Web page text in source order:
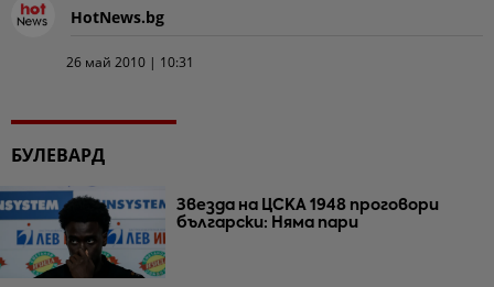
HotNews.bg
26 май 2010 | 10:31
БУЛЕВАРД
Звезда на ЦСКА 1948 проговори
български: Няма пари